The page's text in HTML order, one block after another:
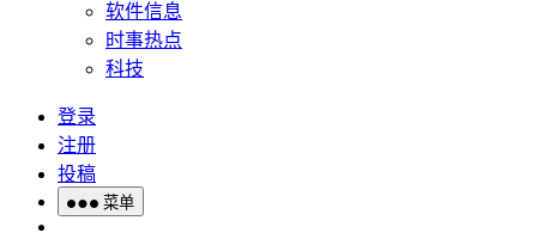
软件信息
时事热点
科技
登录
注册
投稿
菜单